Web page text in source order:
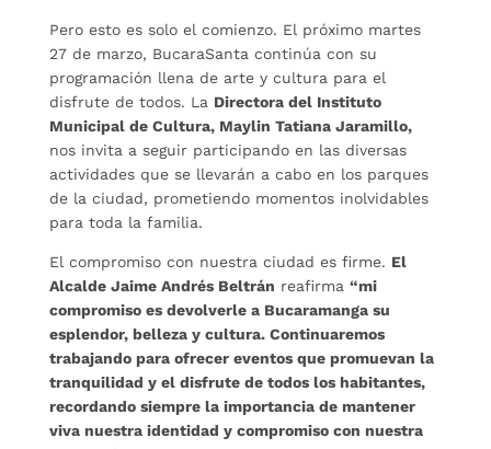
Pero esto es solo el comienzo. El próximo martes
27 de marzo, BucaraSanta continúa con su
programación llena de arte y cultura para el
disfrute de todos. La Directora del Instituto
Municipal de Cultura, Maylin Tatiana Jaramillo,
nos invita a seguir participando en las diversas
actividades que se llevarán a cabo en los parques
de la ciudad, prometiendo momentos inolvidables
para toda la familia.
El compromiso con nuestra ciudad es firme. El
Alcalde Jaime Andrés Beltrán reafirma “mi
compromiso es devolverle a Bucaramanga su
esplendor, belleza y cultura. Continuaremos
trabajando para ofrecer eventos que promuevan la
tranquilidad y el disfrute de todos los habitantes,
recordando siempre la importancia de mantener
viva nuestra identidad y compromiso con nuestra